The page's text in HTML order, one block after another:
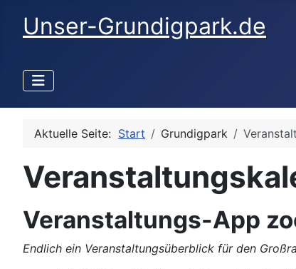
Unser-Grundigpark.de
Aktuelle Seite: Start Grundigpark
Details
Veranstaltungs-App
Endlich ein Veranstaltungsüberblick für den